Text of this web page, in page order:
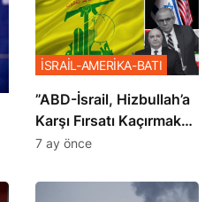
​​​​​​​”ABD-İsrail, Hizbullah’a
Karşı Fırsatı Kaçırmak
İstemiyor”
İSRAİL-AMERİKA-BATI
7 ay önce